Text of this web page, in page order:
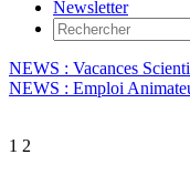
Newsletter
NEWS : Vacances
NEWS : Emploi
1 2